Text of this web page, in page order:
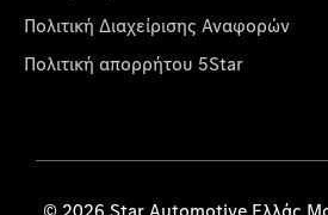
Πολιτική Διαχείρισης Αναφορών
Πολιτική απορρήτου 5Star
© 2026 Star Automotive Ελλάς